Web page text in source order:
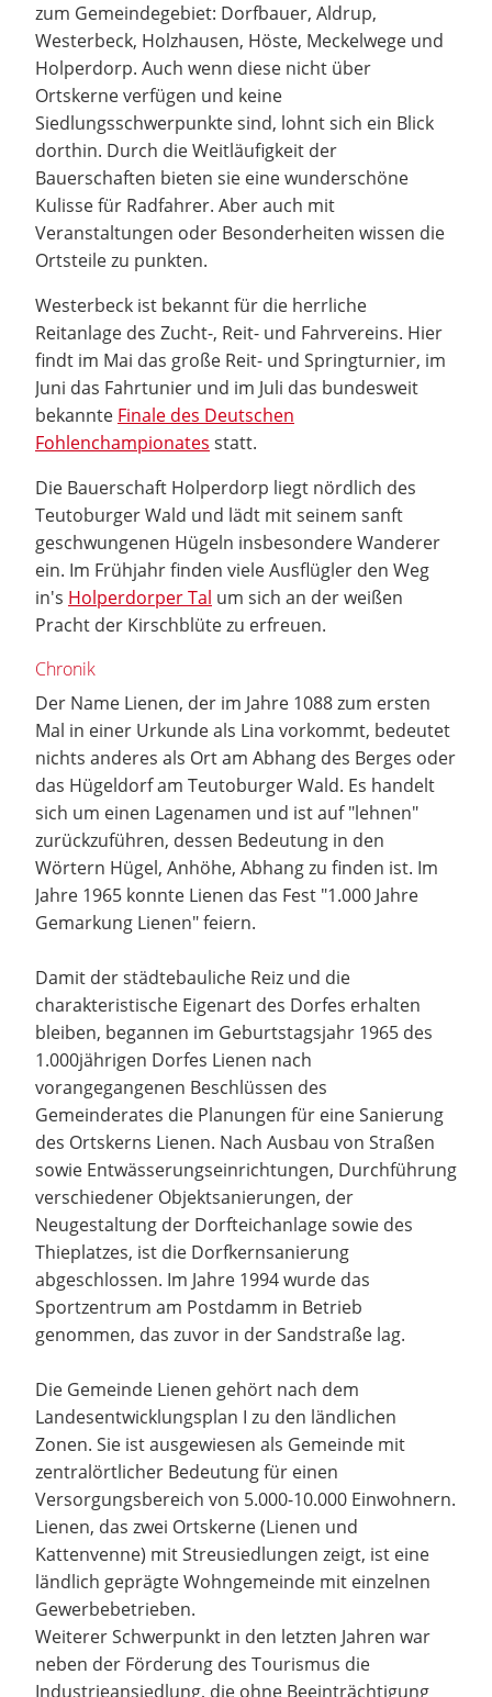
zum Gemeindegebiet: Dorfbauer, Aldrup,
Westerbeck, Holzhausen, Höste, Meckelwege und
Holperdorp. Auch wenn diese nicht über
Ortskerne verfügen und keine
Siedlungsschwerpunkte sind, lohnt sich ein Blick
dorthin. Durch die Weitläufigkeit der
Bauerschaften bieten sie eine wunderschöne
Kulisse für Radfahrer. Aber auch mit
Veranstaltungen oder Besonderheiten wissen die
Ortsteile zu punkten.
Westerbeck ist bekannt für die herrliche
Reitanlage des Zucht-, Reit- und Fahrvereins. Hier
findt im Mai das große Reit- und Springturnier, im
Juni das Fahrtunier und im Juli das bundesweit
bekannte Finale des Deutschen
Fohlenchampionates statt.
Die Bauerschaft Holperdorp liegt nördlich des
Teutoburger Wald und lädt mit seinem sanft
geschwungenen Hügeln insbesondere Wanderer
ein. Im Frühjahr finden viele Ausflügler den Weg
in's Holperdorper Tal um sich an der weißen
Pracht der Kirschblüte zu erfreuen.
Chronik
Der Name Lienen, der im Jahre 1088 zum ersten
Mal in einer Urkunde als Lina vorkommt, bedeutet
nichts anderes als Ort am Abhang des Berges oder
das Hügeldorf am Teutoburger Wald. Es handelt
sich um einen Lagenamen und ist auf "lehnen"
zurückzuführen, dessen Bedeutung in den
Wörtern Hügel, Anhöhe, Abhang zu finden ist. Im
Jahre 1965 konnte Lienen das Fest "1.000 Jahre
Gemarkung Lienen" feiern.
Damit der städtebauliche Reiz und die
charakteristische Eigenart des Dorfes erhalten
bleiben, begannen im Geburtstagsjahr 1965 des
1.000jährigen Dorfes Lienen nach
vorangegangenen Beschlüssen des
Gemeinderates die Planungen für eine Sanierung
des Ortskerns Lienen. Nach Ausbau von Straßen
sowie Entwässerungseinrichtungen, Durchführung
verschiedener Objektsanierungen, der
Neugestaltung der Dorfteichanlage sowie des
Thieplatzes, ist die Dorfkernsanierung
abgeschlossen. Im Jahre 1994 wurde das
Sportzentrum am Postdamm in Betrieb
genommen, das zuvor in der Sandstraße lag.
Die Gemeinde Lienen gehört nach dem
Landesentwicklungsplan I zu den ländlichen
Zonen. Sie ist ausgewiesen als Gemeinde mit
zentralörtlicher Bedeutung für einen
Versorgungsbereich von 5.000-10.000 Einwohnern.
Lienen, das zwei Ortskerne (Lienen und
Kattenvenne) mit Streusiedlungen zeigt, ist eine
ländlich geprägte Wohngemeinde mit einzelnen
Gewerbebetrieben.
Weiterer Schwerpunkt in den letzten Jahren war
neben der Förderung des Tourismus die
Industrieansiedlung, die ohne Beeinträchtigung